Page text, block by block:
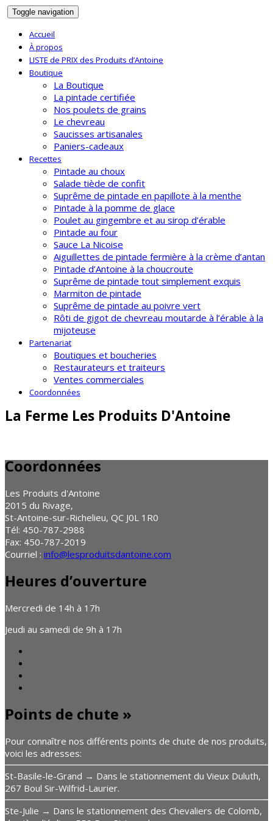
Toggle navigation
Accueil
À propos
LISTE de PRIX des Produits d’Antoine
Boutique
La Boutique
La pintade certifiée
Nos poulets de grains
Le chevreau
Saucisses artisanales
Paniers-cadeaux
Recettes
Pintade au choux
Salade tiède de confit
Suprême de pintade en papillote à la menthe
Pintade à la pomme de glace
Poulet au gingembre et au sirop d’érable
Pintade au four
Sauce La Nicoise
Aiguillettes de pintade fermière à la crème d’antan
Pintade d’Antoine à la choucroute
Suprême de pintade tout simplement exquis
Marmiton de pintade
Suprême de pintade au poivre vert
Rôti de gigot de chevreau moutarde à l’érable à la
mijoteuse
Partenariat
Boutiques et boucheries
Restaurateurs et traiteurs
Ventes commerciales
Coordonnées
La Ferme Les Produits D'Antoine
Coordonnées
Les Produits d'Antoine
2015 du Rivage,
St-Antoine-sur-Richelieu, QC J0L 1R0
Tél: 450-787-2988
Fax: 450-787-2019
Courriel : info@lesproduitsdantoine.com
Heures d’ouverture
Mercredi de 14h à 17h
Jeudi au samedi de 9h à 17h
Points de chute »
Pour connaître nos différents points de chute de nos produits,
voici les adresses:
St-Basile-le-Grand → Dans le stationnement du Vieux Duluth,
267 Boul Sir-Wilfrid-Laurier.
Ste-Julie → Dans le stationnement des Chevaliers de Colomb,